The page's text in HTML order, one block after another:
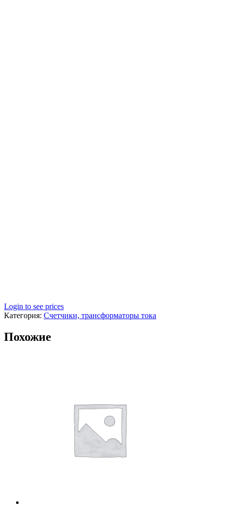
Login to see prices
Категория: Счетчики, трансформаторы тока
Похожие